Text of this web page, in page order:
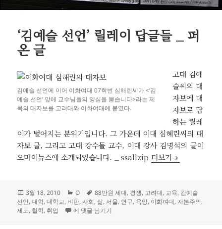
‘김예슬 선언’ 릴레이 답글들 _ 퍼
온 글
김예슬 선언에 이어 이화여대 07학번 심해린씨가 <‘김
예슬 선언’ 앞에 교수님들의 양심을 묻습니다>라는 제
목의 대자보를 고려대와 이화여대에 붙였다.
고대 김예
슬씨의 대
자보에 대
자보로 답
하는 릴레
이가 벌어지는 분위기입니다. 그 가운데 이대 심혜린씨의 대
자보 글, 그리고 고대 강수돌 교수, 이대 강사 김명석의 글이
오마이뉴스에 소개되었습니다. _ ssallzip ‘김예슬 선언’ 릴레이
더보기
작
성
일
3월 18, 2010
카
테
고
O
태
그
88만원 세대, 경쟁, 고려대, 교육, 김예슬
선언,대학,대학교, 비판, 사회, 삶, 서울, 연구, 욕망, 이화여대, 자본주의,
제도, 철학, 취업 ‘김예슬 선언’ 릴레이 답글들 _ 퍼온 글
에 댓글 남기기